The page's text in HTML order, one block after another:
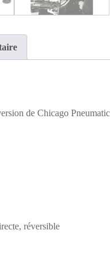
de Chicago
réversible